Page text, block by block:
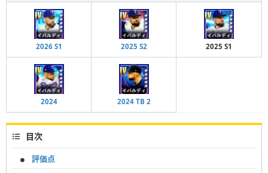
2026 S1 2025 S2 2025 S1
2024 2024 TB 2
目次
評価点